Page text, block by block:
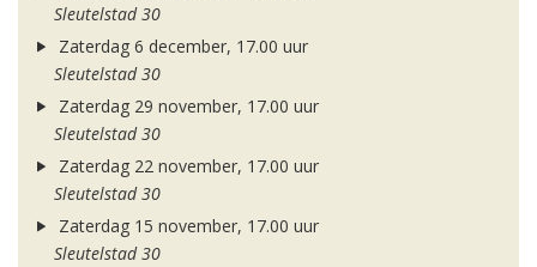
Sleutelstad 30
Zaterdag 6 december, 17.00 uur
Sleutelstad 30
Zaterdag 29 november, 17.00 uur
Sleutelstad 30
Zaterdag 22 november, 17.00 uur
Sleutelstad 30
Zaterdag 15 november, 17.00 uur
Sleutelstad 30